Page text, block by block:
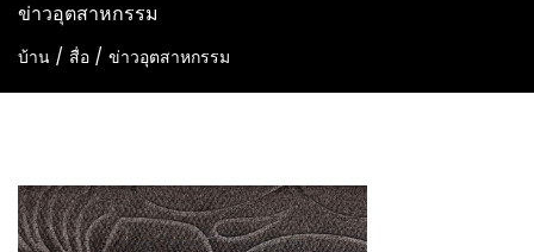
ข่าวอุตสาหกรรม
บ้าน / สื่อ / ข่าวอุตสาหกรรม